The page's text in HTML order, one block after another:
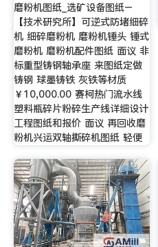
磨粉机图纸_选矿设备图纸–
【技术研究所】可逆式防堵细碎
机 细碎磨粉机 磨粉机锤头 锤式
磨粉机 磨粉机配件图纸 面议 非
标重型铸钢轴承座 来图纸定做
铸钢 球墨铸铁 灰铁等材质
￥10,000.00 赛柯热门流水线
塑料瓶碎片粉碎生产线详细设计
工程图纸和报价 面议 再回收磨
粉机兴运双轴撕碎机图纸 轻便